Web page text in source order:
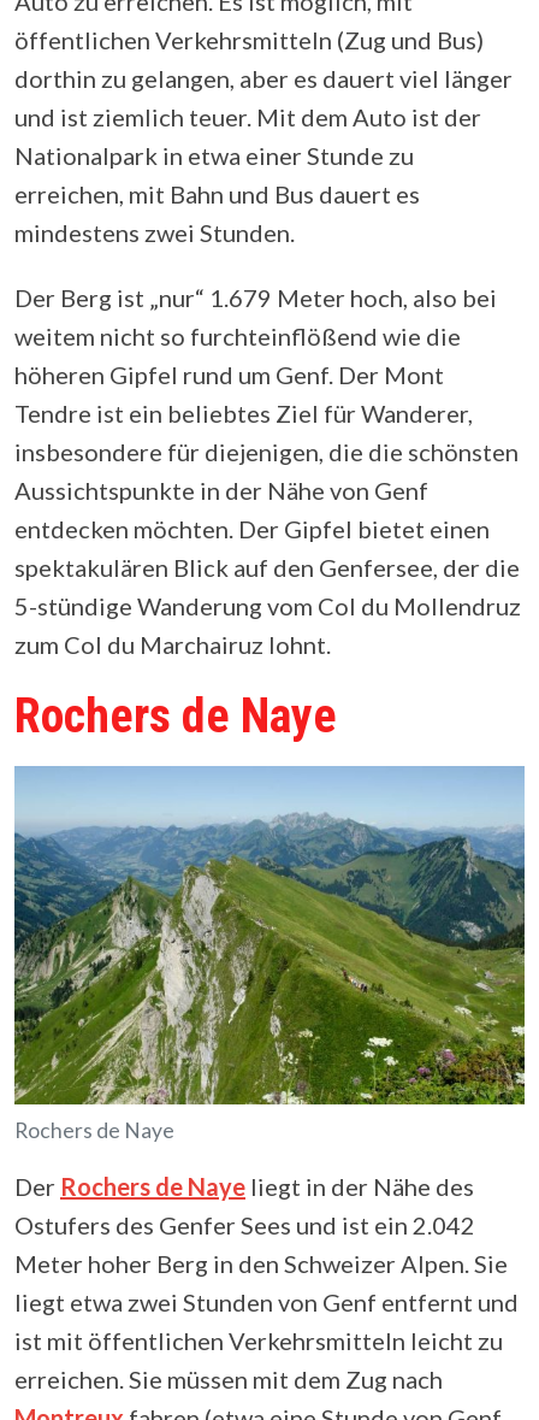
öffentlichen Verkehrsmitteln (Zug und Bus)
dorthin zu gelangen, aber es dauert viel länger
und ist ziemlich teuer. Mit dem Auto ist der
Nationalpark in etwa einer Stunde zu
erreichen, mit Bahn und Bus dauert es
mindestens zwei Stunden.
Der Berg ist „nur“ 1.679 Meter hoch, also bei
weitem nicht so furchteinflößend wie die
höheren Gipfel rund um Genf. Der Mont
Tendre ist ein beliebtes Ziel für Wanderer,
insbesondere für diejenigen, die die schönsten
Aussichtspunkte in der Nähe von Genf
entdecken möchten. Der Gipfel bietet einen
spektakulären Blick auf den Genfersee, der die
5-stündige Wanderung vom Col du Mollendruz
zum Col du Marchairuz lohnt.
Rochers de Naye
Rochers de Naye
Der Rochers de Naye liegt in der Nähe des
Ostufers des Genfer Sees und ist ein 2.042
Meter hoher Berg in den Schweizer Alpen. Sie
liegt etwa zwei Stunden von Genf entfernt und
ist mit öffentlichen Verkehrsmitteln leicht zu
erreichen. Sie müssen mit dem Zug nach